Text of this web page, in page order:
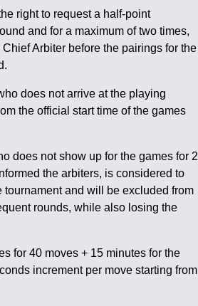
right to request a half-point
and for a maximum of two times,
Arbiter before the pairings for the
does not arrive at the playing
the official start time of the games
does not show up for the games for 2
the arbiters, is considered to
tournament and will be excluded from
rounds, while also losing the
for 40 moves + 15 minutes for the
increment per move starting from